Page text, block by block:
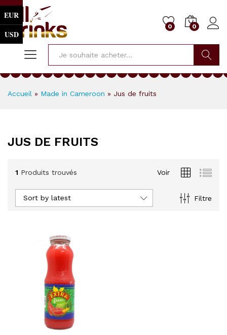
0 0
Chercher
Accueil » Made in Cameroon » Jus de fruits
JUS DE FRUITS
1 Produits trouvés Voir
Filtre
Sort by latest
EUR
USD